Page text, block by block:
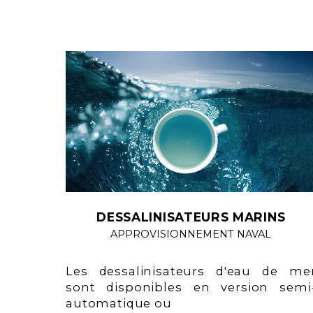
DESSALINISATEURS MARINS
APPROVISIONNEMENT NAVAL
Les dessalinisateurs d'eau de
sont disponibles en version
automatique ou